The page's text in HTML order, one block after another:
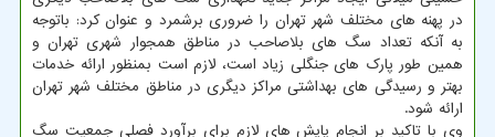
در پهنه های مختلف شهر تهران را ضروری برشمرد و عنوان کرد: باتوجه
به آنکه تعداد سگ های بلاصاحب در مناطق همجوار شهری تهران و
همین طور پارک های جنگلی زیاد است، لازم است بمنظور ارائه خدمات
بهتر و رسیدگی های بهداشتی مراکز دیگری در مناطق مختلف شهر تهران
ارائه شود.
وی با تاکید بر انجام پایش های لازم برای برآورد فصلی جمعیت سگ